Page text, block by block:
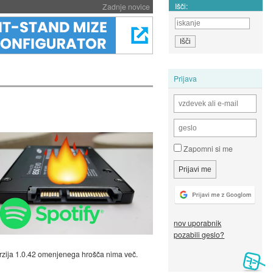
Zadnje novice Išči:
Prijava
Zapomni si me
nov uporabnik
pozabili geslo?
1.0.42 omenjenega hrošča nima več.